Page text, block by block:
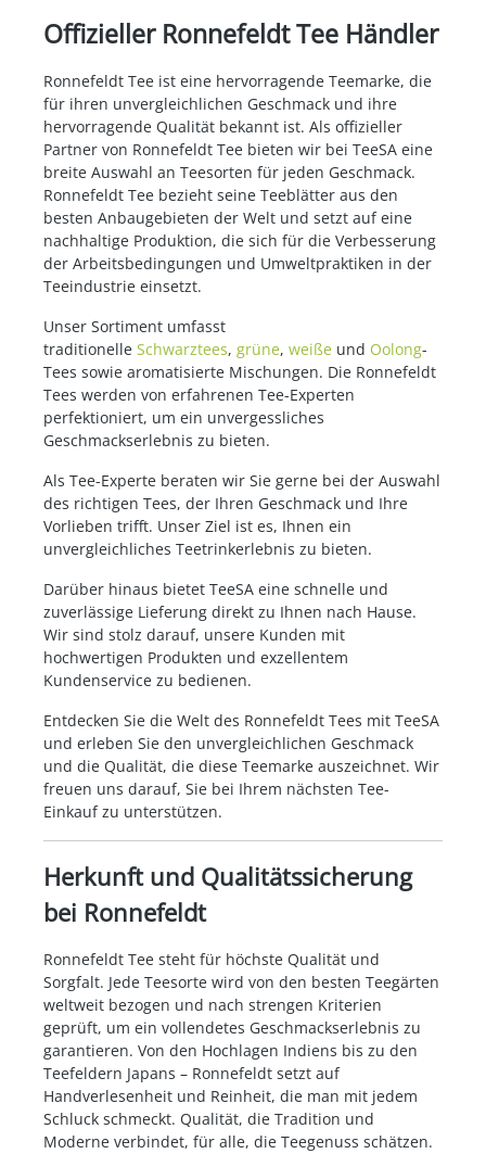
Offizieller Ronnefeldt Tee Händler
Ronnefeldt Tee ist eine hervorragende Teemarke, die
für ihren unvergleichlichen Geschmack und ihre
hervorragende Qualität bekannt ist. Als offizieller
Partner von Ronnefeldt Tee bieten wir bei TeeSA eine
breite Auswahl an Teesorten für jeden Geschmack.
Ronnefeldt Tee bezieht seine Teeblätter aus den
besten Anbaugebieten der Welt und setzt auf eine
nachhaltige Produktion, die sich für die Verbesserung
der Arbeitsbedingungen und Umweltpraktiken in der
Teeindustrie einsetzt.
Unser Sortiment umfasst
traditionelle Schwarztees, grüne, weiße und Oolong-
Tees sowie aromatisierte Mischungen. Die Ronnefeldt
Tees werden von erfahrenen Tee-Experten
perfektioniert, um ein unvergessliches
Geschmackserlebnis zu bieten.
Als Tee-Experte beraten wir Sie gerne bei der Auswahl
des richtigen Tees, der Ihren Geschmack und Ihre
Vorlieben trifft. Unser Ziel ist es, Ihnen ein
unvergleichliches Teetrinkerlebnis zu bieten.
Darüber hinaus bietet TeeSA eine schnelle und
zuverlässige Lieferung direkt zu Ihnen nach Hause.
Wir sind stolz darauf, unsere Kunden mit
hochwertigen Produkten und exzellentem
Kundenservice zu bedienen.
Entdecken Sie die Welt des Ronnefeldt Tees mit TeeSA
und erleben Sie den unvergleichlichen Geschmack
und die Qualität, die diese Teemarke auszeichnet. Wir
freuen uns darauf, Sie bei Ihrem nächsten Tee-
Einkauf zu unterstützen.
Herkunft und Qualitätssicherung
bei Ronnefeldt
Ronnefeldt Tee steht für höchste Qualität und
Sorgfalt. Jede Teesorte wird von den besten Teegärten
weltweit bezogen und nach strengen Kriterien
geprüft, um ein vollendetes Geschmackserlebnis zu
garantieren. Von den Hochlagen Indiens bis zu den
Teefeldern Japans – Ronnefeldt setzt auf
Handverlesenheit und Reinheit, die man mit jedem
Schluck schmeckt. Qualität, die Tradition und
Moderne verbindet, für alle, die Teegenuss schätzen.